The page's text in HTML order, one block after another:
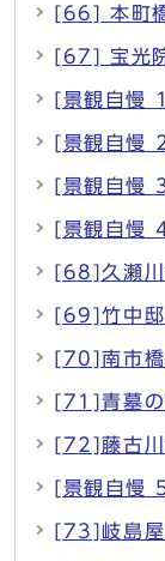
[66] 本町
[67] 宝光
[景観自慢
[景観自慢
[景観自慢
[景観自慢
[68]久瀬川
[69]竹中邸
[70]南市橋
[71]青墓の
[72]藤古川
[景観自慢
[73]岐島屋